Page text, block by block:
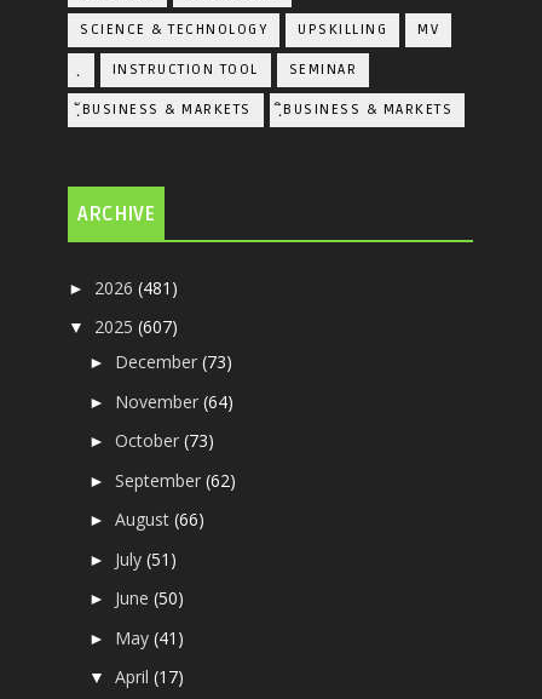
SCIENCE & TECHNOLOGY UPSKILLING MV
INSTRUCTION TOOL SEMINAR
ฺัBUSINESS & MARKETS ฺิBUSINESS & MARKETS
ARCHIVE
► 2026(481)
▼ 2025(607)
► December(73)
► November(64)
►October(73)
►September(62)
►August(66)
► July(51)
► June(50)
► May(41)
▼April(17)